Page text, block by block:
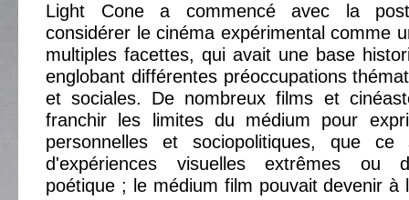
Light Cone a commencé avec la
considérer le cinéma expérimental comme
multiples facettes, qui avait une base
englobant différentes préoccupations
et sociales. De nombreux films et
franchir les limites du médium pour
personnelles et sociopolitiques, que
d'expériences visuelles extrêmes ou
poétique ; le médium film pouvait devenir à